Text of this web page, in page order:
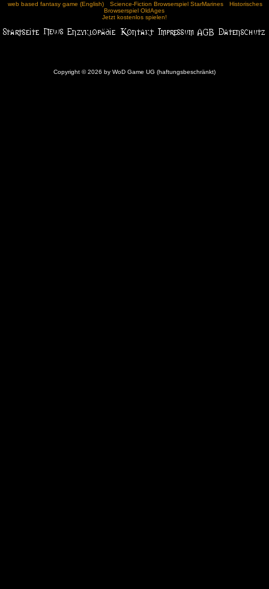
web based fantasy game (English) Science-Fiction Browserspiel StarMarines
Historisches
Browserspiel OldAges
Jetzt kostenlos spielen!
Copyright © 2026 by WoD Game UG (haftungsbeschränkt)